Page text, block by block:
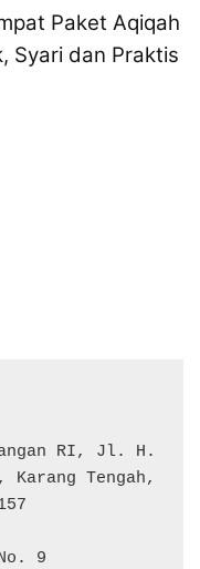
Paket Aqiqah
Syari dan Praktis
RI, Jl. H.
Karang Tengah,
9